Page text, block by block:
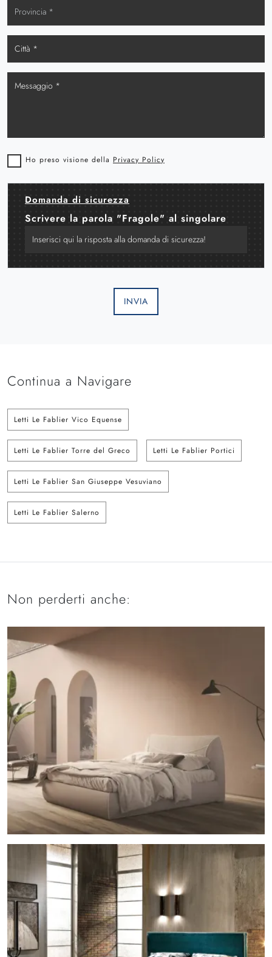
Ho preso visione della Privacy Policy
Domanda di sicurezza
Scrivere la parola "Fragole" al singolare
INVIA
Continua a Navigare
Letti Le Fablier Vico Equense
Letti Le Fablier Torre del Greco Letti Le Fablier Portici
Letti Le Fablier San Giuseppe Vesuviano
Letti Le Fablier Salerno
Non perderti anche: